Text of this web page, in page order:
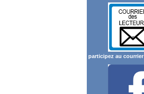
participez au